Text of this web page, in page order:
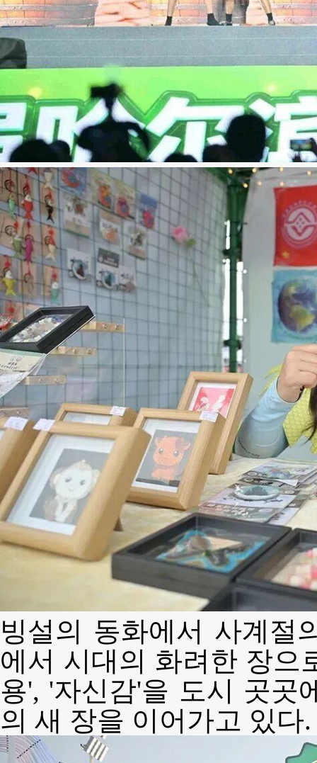
빙설의 동화에서 사계절
에서 시대의 화려한 장으
용', '자신감'을 도시 곳곳
의 새 장을 이어가고 있다.